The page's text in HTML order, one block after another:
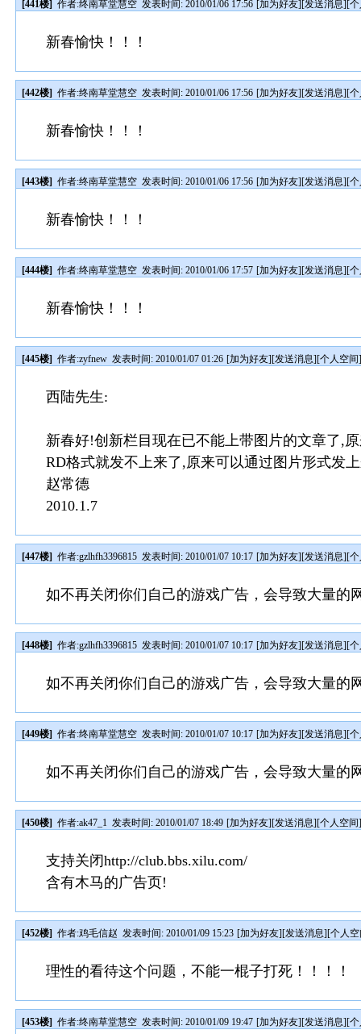
[441楼] 作者:终南草堂慧空 发表时间: 2010/01/06 17:56 [加为好友][发送消息][
新春愉快！！！
[442楼] 作者:终南草堂慧空 发表时间: 2010/01/06 17:56 [加为好友][发送消息][
新春愉快！！！
[443楼] 作者:终南草堂慧空 发表时间: 2010/01/06 17:56 [加为好友][发送消息][
新春愉快！！！
[444楼] 作者:终南草堂慧空 发表时间: 2010/01/06 17:57 [加为好友][发送消息][
新春愉快！！！
[445楼] 作者:zyfnew 发表时间: 2010/01/07 01:26 [加为好友][发送消息][个人空间
西陆先生:
新春好!创新栏目现在已不能上带图片的文章了,
RD格式就发不上来了,原来可以通过图片形式发
赵常德
2010.1.7
[447楼] 作者:gzlhfh3396815 发表时间: 2010/01/07 10:17 [加为好友][发送消息][
如不再关闭你们自己的游戏广告，会导致大量的
[448楼] 作者:gzlhfh3396815 发表时间: 2010/01/07 10:17 [加为好友][发送消息][
如不再关闭你们自己的游戏广告，会导致大量的
[449楼] 作者:终南草堂慧空 发表时间: 2010/01/07 10:17 [加为好友][发送消息][
如不再关闭你们自己的游戏广告，会导致大量的
[450楼] 作者:ak47_1 发表时间: 2010/01/07 18:49 [加为好友][发送消息][个人空间
支持关闭http://club.bbs.xilu.com/
含有木马的广告页!
[452楼] 作者:鸡毛信赵 发表时间: 2010/01/09 15:23 [加为好友][发送消息][个人
理性的看待这个问题，不能一棍子打死！！！！
[453楼] 作者:终南草堂慧空 发表时间: 2010/01/09 19:47 [加为好友][发送消息][